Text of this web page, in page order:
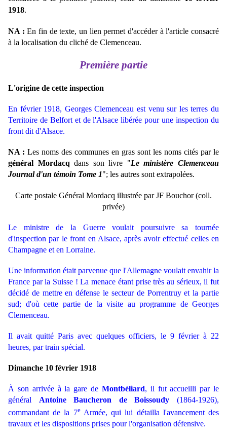
1918.
NA : En fin de texte, un lien permet d'accéder à l'article consacré
à la localisation du cliché de Clemenceau.
Première partie
L'origine de cette inspection
En février 1918, Georges Clemenceau est venu sur les terres du
Territoire de Belfort et de l'Alsace libérée pour une inspection du
front dit d'Alsace.
NA : Les noms des communes en gras sont les noms cités par le
général Mordacq dans son livre "Le ministère Clemenceau
Journal d'un témoin Tome 1"; les autres sont extrapolées.
Carte postale Général Mordacq illustrée par JF Bouchor (coll.
privée)
Le ministre de la Guerre voulait poursuivre sa tournée
d'inspection par le front en Alsace, après avoir effectué celles en
Champagne et en Lorraine.
Une information était parvenue que l'Allemagne voulait envahir la
France par la Suisse ! La menace étant prise très au sérieux, il fut
décidé de mettre en défense le secteur de Porrentruy et la partie
sud; d'où cette partie de la visite au programme de Georges
Clemenceau.
Il avait quitté Paris avec quelques officiers, le 9 février à 22
heures, par train spécial.
Dimanche 10 février 1918
À son arrivée à la gare de Montbéliard, il fut accueilli par le
général Antoine Baucheron de Boissoudy(1864-1926),
commandant de la 7eArmée, qui lui détailla l'avancement des
travaux et les dispositions prises pour l'organisation défensive.